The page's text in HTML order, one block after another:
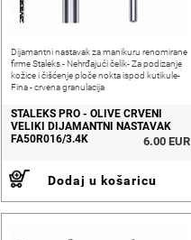
Dijamantni nastavak za manikuru renomirane
firme Staleks.- Nehrđajući čelik- Za podizanje
kožice i čišćenje ploče nokta ispod kutikule-
Fina - crvena granulacija
STALEKS PRO - OLIVE CRVENI
VELIKI DIJAMANTNI NASTAVAK
FA50R016/3.4K
6.00 EUR
Dodaj u košaricu